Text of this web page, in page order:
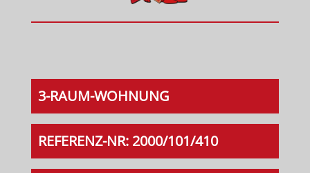
3-RAUM-WOHNUNG
REFERENZ-NR: 2000/101/410